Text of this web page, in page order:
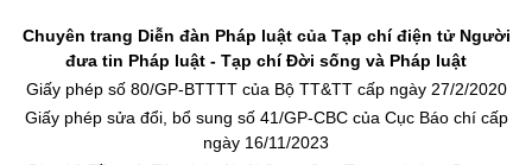
Chuyên trang Diễn đàn Pháp luật của Tạp chí điện tử Người
đưa tin Pháp luật - Tạp chí Đời sống và Pháp luật
Giấy phép số 80/GP-BTTTT của Bộ TT&TT cấp ngày 27/2/2020
Giấy phép sửa đổi, bổ sung số 41/GP-CBC của Cục Báo chí cấp
ngày 16/11/2023